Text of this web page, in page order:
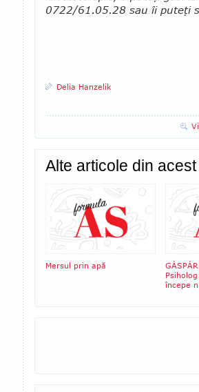
0722/61.05.28 sau îi puteţi
Delia Hanzelik
Alte articole din
Mersul prin apă
începe